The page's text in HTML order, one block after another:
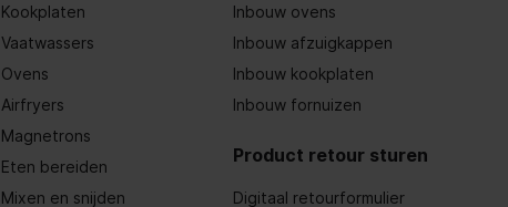
Kookplaten
Vaatwassers
Ovens
Airfryers
Magnetrons
Eten bereiden
Mixen en snijden
Inbouw ovens
Inbouw afzuigkappen
Inbouw kookplaten
Inbouw fornuizen
Product retour sturen
Digitaal retourformulier